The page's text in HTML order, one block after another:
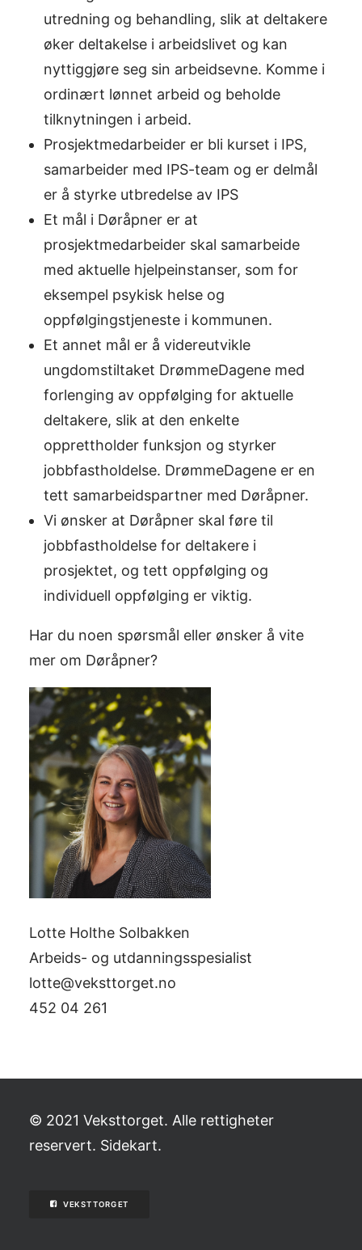
utredning og behandling, slik at deltakere
øker deltakelse i arbeidslivet og kan
nyttiggjøre seg sin arbeidsevne. Komme i
ordinært lønnet arbeid og beholde
tilknytningen i arbeid.
Prosjektmedarbeider er bli kurset i IPS,
samarbeider med IPS-team og er delmål
er å styrke utbredelse av IPS
Et mål i Døråpner er at
prosjektmedarbeider skal samarbeide
med aktuelle hjelpeinstanser, som for
eksempel psykisk helse og
oppfølgingstjeneste i kommunen.
Et annet mål er å videreutvikle
ungdomstiltaket DrømmeDagene med
forlenging av oppfølging for aktuelle
deltakere, slik at den enkelte
opprettholder funksjon og styrker
jobbfastholdelse. DrømmeDagene er en
tett samarbeidspartner med Døråpner.
Vi ønsker at Døråpner skal føre til
jobbfastholdelse for deltakere i
prosjektet, og tett oppfølging og
individuell oppfølging er viktig.
Har du noen spørsmål eller ønsker å vite
mer om Døråpner?
Lotte Holthe Solbakken
Arbeids- og utdanningsspesialist
lotte@veksttorget.no
452 04 261
© 2021 Veksttorget. Alle rettigheter
reservert. Sidekart.
VEKSTTORGET